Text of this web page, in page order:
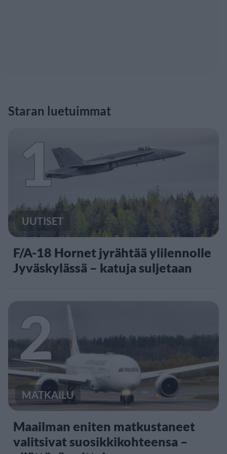
Staran luetuimmat
1
UUTISET
F/A-18 Hornet jyrähtää ylilennolle
Jyväskylässä – katuja suljetaan
2
MATKAILU
Maailman eniten matkustaneet
valitsivat suosikkikohteensa –